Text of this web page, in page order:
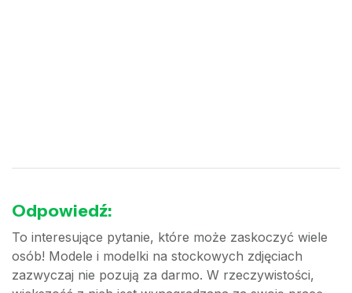
Odpowiedź:
To interesujące pytanie, które może zaskoczyć wiele
osób! Modele i modelki na stockowych zdjęciach
zazwyczaj nie pozują za darmo. W rzeczywistości,